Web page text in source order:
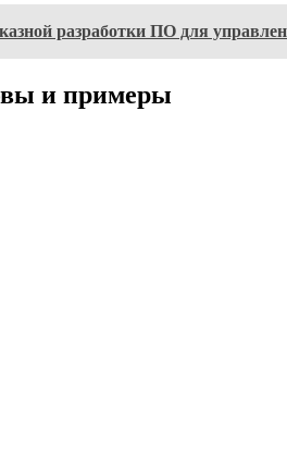
разработки ПО для
и примеры